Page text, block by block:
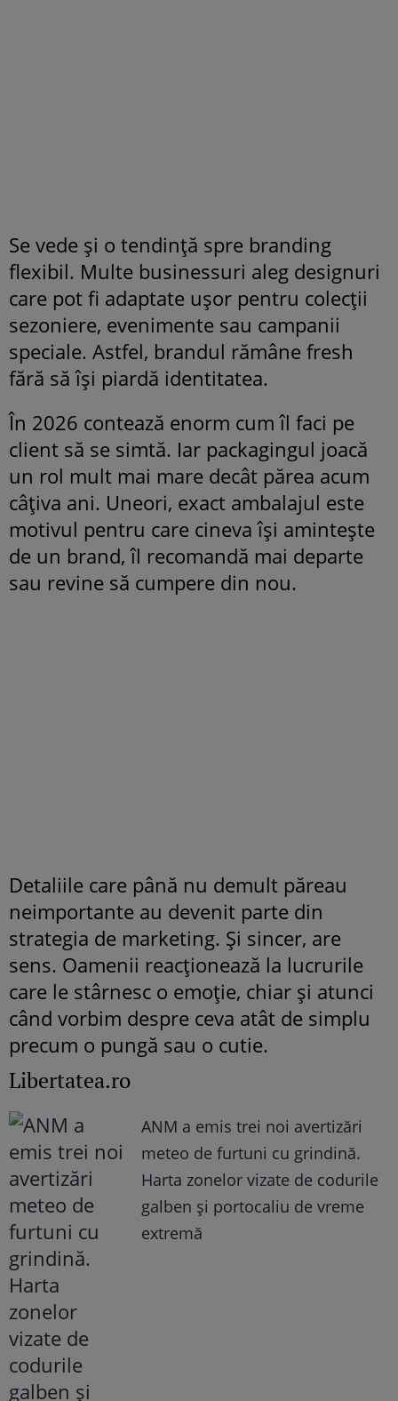
Se vede și o tendință spre branding
flexibil. Multe businessuri aleg designuri
care pot fi adaptate ușor pentru colecții
sezoniere, evenimente sau campanii
speciale. Astfel, brandul rămâne fresh
fără să își piardă identitatea.
În 2026 contează enorm cum îl faci pe
client să se simtă. Iar packagingul joacă
un rol mult mai mare decât părea acum
câțiva ani. Uneori, exact ambalajul este
motivul pentru care cineva își amintește
de un brand, îl recomandă mai departe
sau revine să cumpere din nou.
Detaliile care până nu demult păreau
neimportante au devenit parte din
strategia de marketing. Și sincer, are
sens. Oamenii reacționează la lucrurile
care le stârnesc o emoție, chiar și atunci
când vorbim despre ceva atât de simplu
precum o pungă sau o cutie.
Libertatea.ro
ANM a emis trei noi avertizări
meteo de furtuni cu grindină.
Harta zonelor vizate de codurile
galben și portocaliu de vreme
extremă